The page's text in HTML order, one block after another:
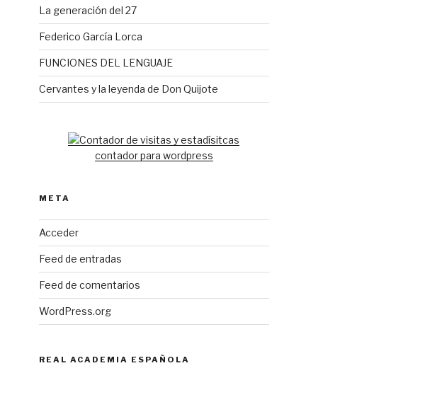
La generación del 27
Federico García Lorca
FUNCIONES DEL LENGUAJE
Cervantes y la leyenda de Don Quijote
contador para wordpress
META
Acceder
Feed de entradas
Feed de comentarios
WordPress.org
REAL ACADEMIA ESPAÑOLA